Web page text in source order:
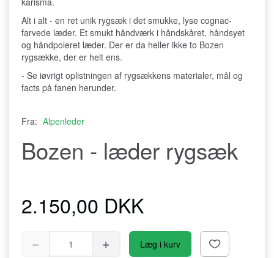
Alt i alt - en ret unik rygsæk i det smukke, lyse cognac-
farvede læder. Et smukt håndværk i håndskåret, håndsyet
og håndpoleret læder. Der er da heller ikke to Bozen
rygsække, der er helt ens.
- Se iøvrigt oplistningen af rygsækkens materialer, mål og
facts på fanen herunder.
Fra: Alpenleder
Bozen - læder rygsæk
2.150,00 DKK
Læg i kurv